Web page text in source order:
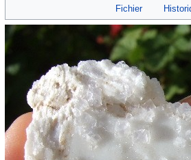
Fichier